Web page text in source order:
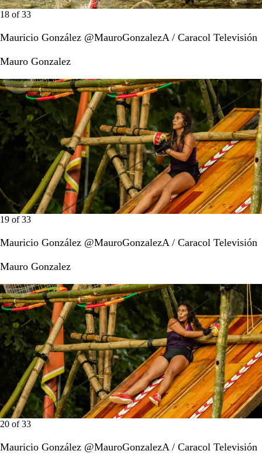
18 of33
Mauricio González @MauroGonzalezA / Caracol Televisión
Mauro Gonzalez
19 of33
Mauricio González @MauroGonzalezA / Caracol Televisión
Mauro Gonzalez
20 of33
Mauricio González @MauroGonzalezA / Caracol Televisión